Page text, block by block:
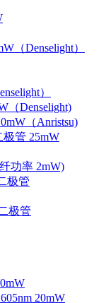
（Denselight）
）
（Denselight)
（Anristsu)
管 25mW
功率 2mW)
极管
极管
20mW